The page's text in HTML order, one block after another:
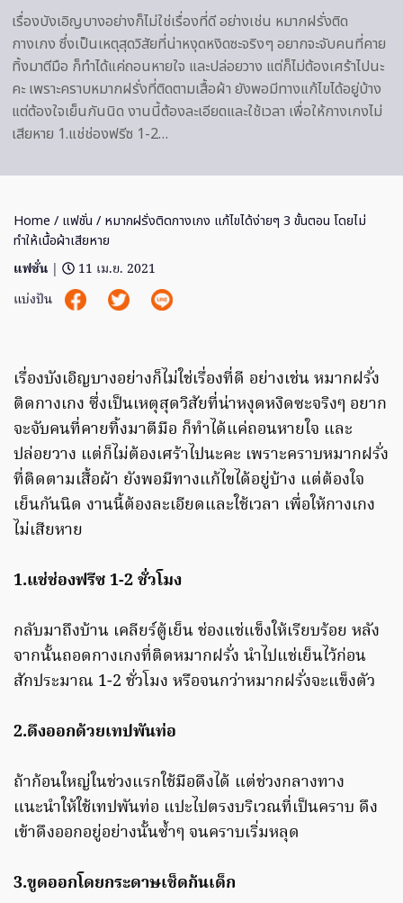
เรื่องบังเอิญบางอย่างก็ไม่ใช่เรื่องที่ดี อย่างเช่น หมากฝรั่งติด
กางเกง ซึ่งเป็นเหตุสุดวิสัยที่น่าหงุดหงิดซะจริงๆ อยากจะจับคนที่คาย
ทิ้งมาตีมือ ก็ทำได้แค่ถอนหายใจ และปล่อยวาง แต่ก็ไม่ต้องเศร้าไปนะ
คะ เพราะคราบหมากฝรั่งที่ติดตามเสื้อผ้า ยังพอมีทางแก้ไขได้อยู่บ้าง
แต่ต้องใจเย็นกันนิด งานนี้ต้องละเอียดและใช้เวลา เพื่อให้กางเกงไม่
เสียหาย 1.แช่ช่องฟรีซ 1-2…
Home / แฟชั่น / หมากฝรั่งติดกางเกง แก้ไขได้ง่ายๆ 3 ขั้นตอน โดยไม่
ทำให้เนื้อผ้าเสียหาย
แฟชั่น |
11 เม.ย. 2021
แบ่งปัน
เรื่องบังเอิญบางอย่างก็ไม่ใช่เรื่องที่ดี อย่างเช่น หมากฝรั่ง
ติดกางเกง ซึ่งเป็นเหตุสุดวิสัยที่น่าหงุดหงิดซะจริงๆ อยาก
จะจับคนที่คายทิ้งมาตีมือ ก็ทำได้แค่ถอนหายใจ และ
ปล่อยวาง แต่ก็ไม่ต้องเศร้าไปนะคะ เพราะคราบหมากฝรั่ง
ที่ติดตามเสื้อผ้า ยังพอมีทางแก้ไขได้อยู่บ้าง แต่ต้องใจ
เย็นกันนิด งานนี้ต้องละเอียดและใช้เวลา เพื่อให้กางเกง
ไม่เสียหาย
1.แช่ช่องฟรีซ 1-2 ชั่วโมง
กลับมาถึงบ้าน เคลียร์ตู้เย็น ช่องแช่แข็งให้เรียบร้อย หลัง
จากนั้นถอดกางเกงที่ติดหมากฝรั่ง นำไปแช่เย็นไว้ก่อน
สักประมาณ 1-2 ชั่วโมง หรือจนกว่าหมากฝรั่งจะแข็งตัว
2.ดึงออกด้วยเทปพันท่อ
ถ้าก้อนใหญ่ในช่วงแรกใช้มือดึงได้ แต่ช่วงกลางทาง
แนะนำให้ใช้เทปพันท่อ แปะไปตรงบริเวณที่เป็นคราบ ดึง
เข้าดึงออกอยู่อย่างนั้นซ้ำๆ จนคราบเริ่มหลุด
3.ขูดออกโดยกระดาษเช็ดก้นเด็ก